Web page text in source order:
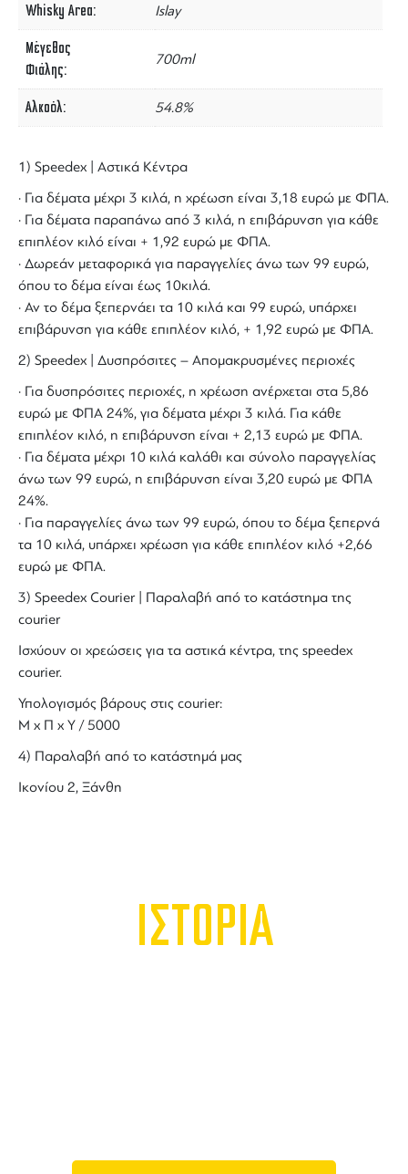
Whisky Area Islay
Μέγεθος
Φιάλης
700ml
Αλκοόλ 54.8%
1) Speedex | Αστικά Κέντρα
· Για δέματα μέχρι 3 κιλά, η χρέωση είναι 3,18 ευρώ με ΦΠΑ.
· Για δέματα παραπάνω από 3 κιλά, η επιβάρυνση για κάθε
επιπλέον κιλό είναι + 1,92 ευρώ με ΦΠΑ.
· Δωρεάν μεταφορικά για παραγγελίες άνω των 99 ευρώ,
όπου το δέμα είναι έως 10κιλά.
· Αν το δέμα ξεπερνάει τα 10 κιλά και 99 ευρώ, υπάρχει
επιβάρυνση για κάθε επιπλέον κιλό, + 1,92 ευρώ με ΦΠΑ.
2) Speedex | Δυσπρόσιτες – Απομακρυσμένες περιοχές
· Για δυσπρόσιτες περιοχές, η χρέωση ανέρχεται στα 5,86
ευρώ με ΦΠΑ 24%, για δέματα μέχρι 3 κιλά. Για κάθε
επιπλέον κιλό, η επιβάρυνση είναι + 2,13 ευρώ με ΦΠΑ.
· Για δέματα μέχρι 10 κιλά καλάθι και σύνολο παραγγελίας
άνω των 99 ευρώ, η επιβάρυνση είναι 3,20 ευρώ με ΦΠΑ
24%.
· Για παραγγελίες άνω των 99 ευρώ, όπου το δέμα ξεπερνά
τα 10 κιλά, υπάρχει χρέωση για κάθε επιπλέον κιλό +2,66
ευρώ με ΦΠΑ.
3) Speedex Courier | Παραλαβή από το κατάστημα της
courier
Ισχύουν οι χρεώσεις για τα αστικά κέντρα, της speedex
courier.
Υπολογισμός βάρους στις courier:
Μ x Π x Y / 5000
4) Παραλαβή από το κατάστημά μας
Ικονίου 2, Ξάνθη
ΙΣΤΟΡΙΑ